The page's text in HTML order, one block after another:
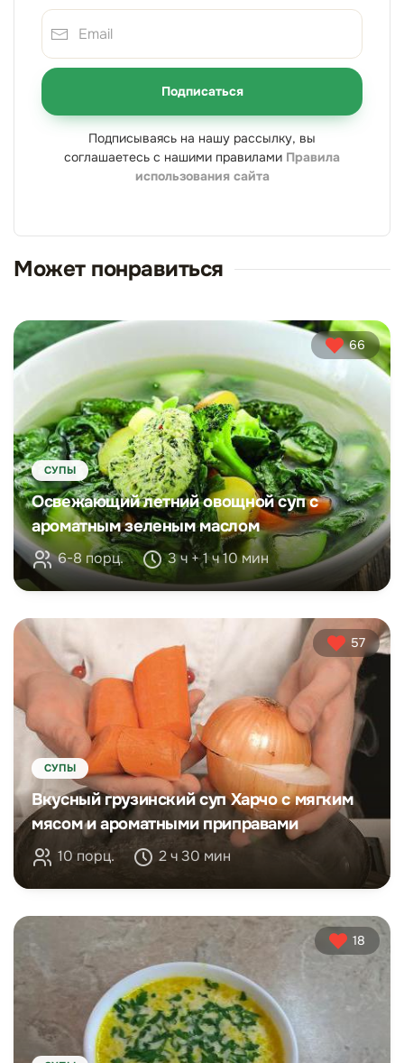
Подписаться
Подписываясь на нашу рассылку, вы
соглашаетесь с нашими правилами Правила
использования сайта
Может понравиться
66
СУПЫ
Освежающий летний овощной суп с
ароматным зеленым маслом
6-8 порц. 3 ч + 1 ч 10 мин
57
СУПЫ
Вкусный грузинский суп Харчо с мягким
мясом и ароматными приправами
10 порц. 2 ч 30 мин
18